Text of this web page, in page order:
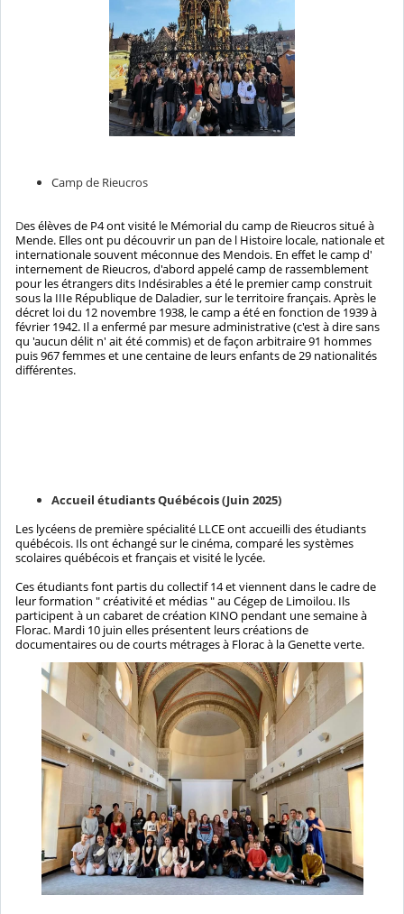
Camp de Rieucros
Des élèves de P4 ont visité le Mémorial du camp de Rieucros situé à
Mende. Elles ont pu découvrir un pan de l Histoire locale, nationale et
internationale souvent méconnue des Mendois. En effet le camp d'
internement de Rieucros, d'abord appelé camp de rassemblement
pour les étrangers dits Indésirables a été le premier camp construit
sous la IIIe République de Daladier, sur le territoire français. Après le
décret loi du 12 novembre 1938, le camp a été en fonction de 1939 à
février 1942. Il a enfermé par mesure administrative (c'est à dire sans
qu 'aucun délit n' ait été commis) et de façon arbitraire 91 hommes
puis 967 femmes et une centaine de leurs enfants de 29 nationalités
différentes.
Accueil étudiants Québécois (Juin 2025)
Les lycéens de première spécialité LLCE ont accueilli des étudiants
québécois. Ils ont échangé sur le cinéma, comparé les systèmes
scolaires québécois et français et visité le lycée.
Ces étudiants font partis du collectif 14 et viennent dans le cadre de
leur formation " créativité et médias " au Cégep de Limoilou. Ils
participent à un cabaret de création KINO pendant une semaine à
Florac. Mardi 10 juin elles présentent leurs créations de
documentaires ou de courts métrages à Florac à la Genette verte.